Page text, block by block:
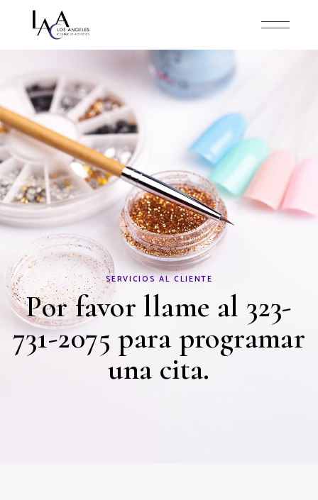
SERVICIOS AL CLIENTE
Por favor llame al 323-
731-2075 para programar
una cita.